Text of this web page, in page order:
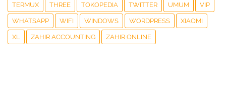
TERMUX THREE TOKOPEDIA TWITTER UMUM VIP
WHATSAPP WIFI WINDOWS WORDPRESS XIAOMI
XL ZAHIR ACCOUNTING ZAHIR ONLINE